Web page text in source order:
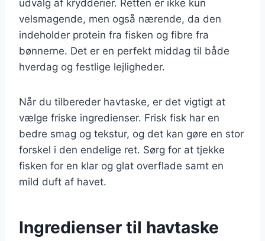
udvalg af krydderier. Retten er ikke kun
velsmagende, men også nærende, da den
indeholder protein fra fisken og fibre fra
bønnerne. Det er en perfekt middag til både
hverdag og festlige lejligheder.
Når du tilbereder havtaske, er det vigtigt at
vælge friske ingredienser. Frisk fisk har en
bedre smag og tekstur, og det kan gøre en stor
forskel i den endelige ret. Sørg for at tjekke
fisken for en klar og glat overflade samt en
mild duft af havet.
Ingredienser til havtaske